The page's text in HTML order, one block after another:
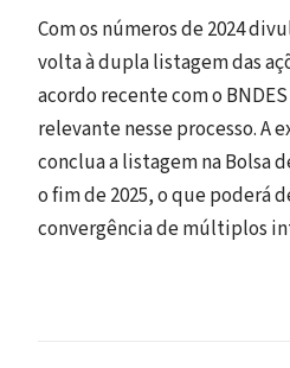
Com os números de 2024
volta à dupla listagem das
acordo recente com o
relevante nesse processo. A
conclua a listagem na Bolsa
o fim de 2025, o que poderá
convergência de múltiplos